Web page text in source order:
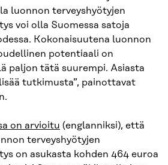
luonnon terveyshyötyjen
voi olla Suomessa satoja
Kokonaisuutena luonnon
potentiaali on
paljon tätä suurempi. Asiasta
tutkimusta”, painottavat
on arvioitu (englanniksi), että
terveyshyötyjen
on asukasta kohden 464 euroa